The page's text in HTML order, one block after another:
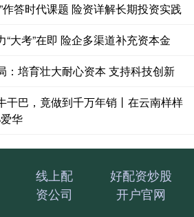
作答时代课题 险资详解长期投资实践
大考”在即 险企多渠道补充资本金
：培育壮大耐心资本 支持科技创新
干巴，竟做到千万年销丨在云南样样
华
线上配
资公司
好配资炒股
开户官网